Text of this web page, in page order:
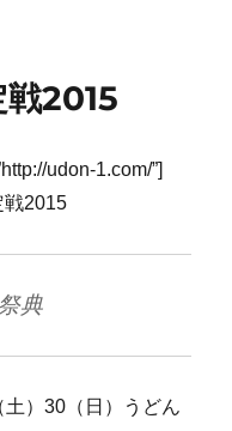
2015
udon-1.com/”]
戦2015
典
）30（日）うどん